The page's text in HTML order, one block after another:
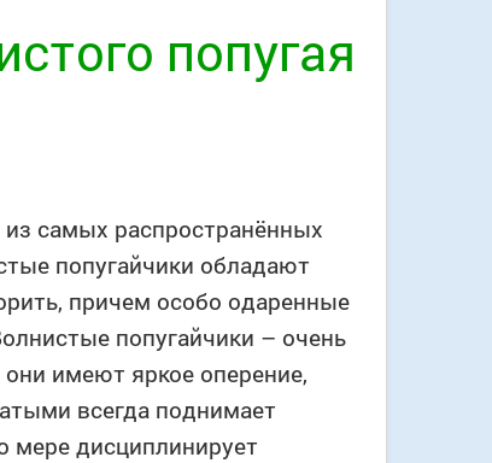
попугая
самых распространённых
попугайчики обладают
причем особо одаренные
попугайчики – очень
имеют яркое оперение,
всегда поднимает
мере дисциплинирует